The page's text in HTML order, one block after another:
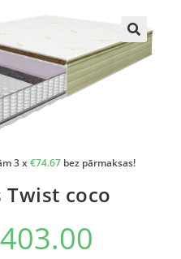
3 x€74.67 bez pārmaksas!
coco
403.00